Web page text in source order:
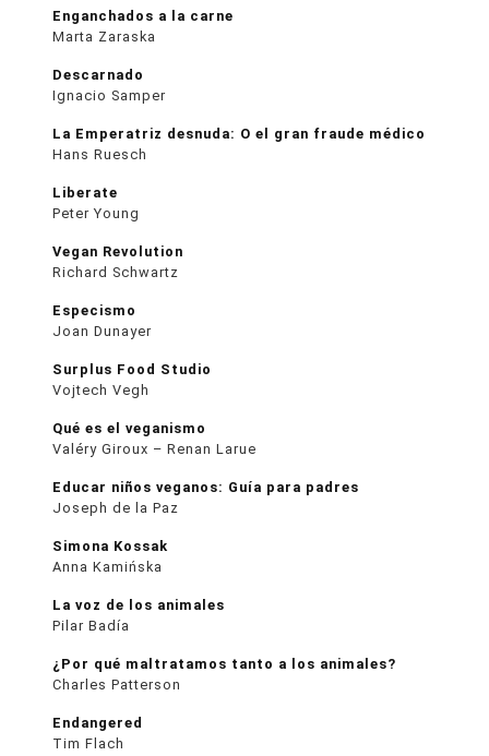
Enganchados a la carne
Marta Zaraska
Descarnado
Ignacio Samper
La Emperatriz desnuda: O el gran fraude médico
Hans Ruesch
Liberate
Peter Young
Vegan Revolution
Richard Schwartz
Especismo
Joan Dunayer
Surplus Food Studio
Vojtech Vegh
Qué es el veganismo
Valéry Giroux – Renan Larue
Educar niños veganos: Guía para padres
Joseph de la Paz
Simona Kossak
Anna Kamińska
La voz de los animales
Pilar Badía
¿Por qué maltratamos tanto a los animales?
Charles Patterson
Endangered
Tim Flach